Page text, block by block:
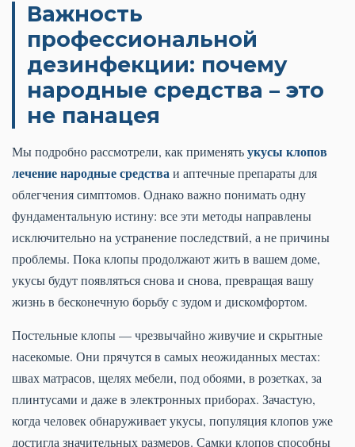
Важность
профессиональной
дезинфекции: почему
народные средства – это
не панацея
Мы подробно рассмотрели, как применятьукусы клопов
лечение народные средстваи аптечные препараты для
облегчения симптомов. Однако важно понимать одну
фундаментальную истину: все эти методы направлены
исключительно на устранение последствий, а не причины
проблемы. Пока клопы продолжают жить в вашем доме,
укусы будут появляться снова и снова, превращая вашу
жизнь в бесконечную борьбу с зудом и дискомфортом.
Постельные клопы — чрезвычайно живучие и скрытные
насекомые. Они прячутся в самых неожиданных местах:
швах матрасов, щелях мебели, под обоями, в розетках, за
плинтусами и даже в электронных приборах. Зачастую,
когда человек обнаруживает укусы, популяция клопов уже
достигла значительных размеров. Самки клопов способны